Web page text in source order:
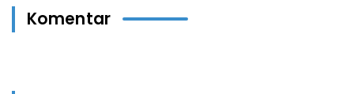
Komentar